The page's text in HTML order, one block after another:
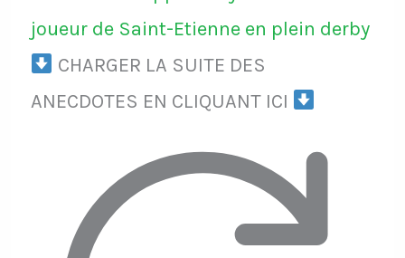
joueur de Saint-Etienne en plein derby
CHARGER LA SUITE DES
ANECDOTES EN CLIQUANT ICI